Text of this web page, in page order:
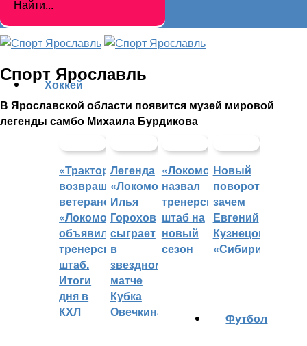
Спорт Ярославль
В Ярославской области появится музей мировой
легенды самбо Михаила Бурдикова
Хоккей
«Трактор»
возвращает
ветеранов,
«Локомотив»
объявил
тренерский
штаб.
Итоги
дня в
КХЛ
Легенда
«Локомотива»
Илья
Горохов
сыграет
в
звездном
матче
Кубка
Овечкина
«Локомотив»
назвал
тренерский
штаб на
новый
сезон
Новый
поворот:
зачем
Евгений
Кузнецов
«Сибири»?
Футбол